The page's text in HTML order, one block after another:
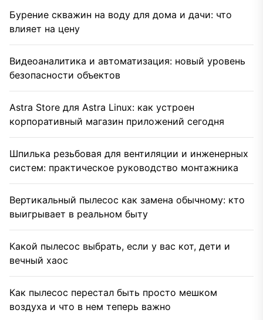
Бурение скважин на воду для дома и дачи: что
влияет на цену
Видеоаналитика и автоматизация: новый уровень
безопасности объектов
Astra Store для Astra Linux: как устроен
корпоративный магазин приложений сегодня
Шпилька резьбовая для вентиляции и инженерных
систем: практическое руководство монтажника
Вертикальный пылесос как замена обычному: кто
выигрывает в реальном быту
Какой пылесос выбрать, если у вас кот, дети и
вечный хаос
Как пылесос перестал быть просто мешком
воздуха и что в нем теперь важно